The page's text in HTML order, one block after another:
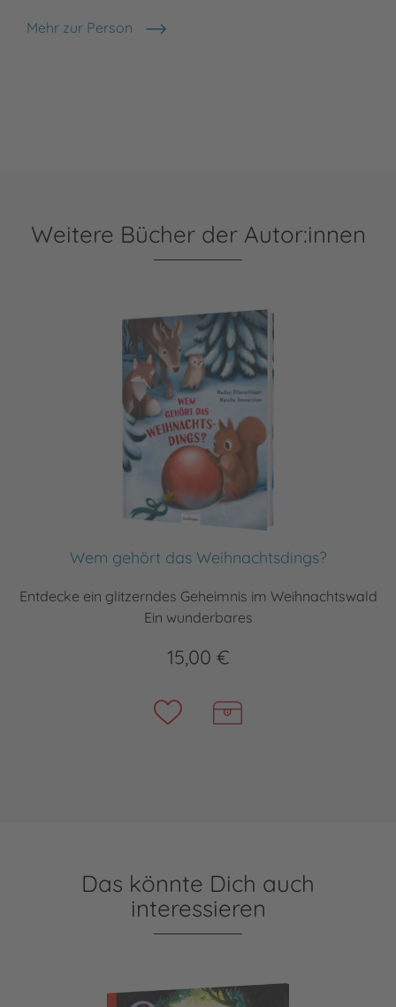
Mehr zur Person
Mareike Ammersken
Weitere Bücher der Autor:innen
Wem gehört das Weihnachtsdings?
Entdecke ein glitzerndes Geheimnis im Weihnachtswald
Ein wunderbares
15,00 €
Das könnte Dich auch
interessieren